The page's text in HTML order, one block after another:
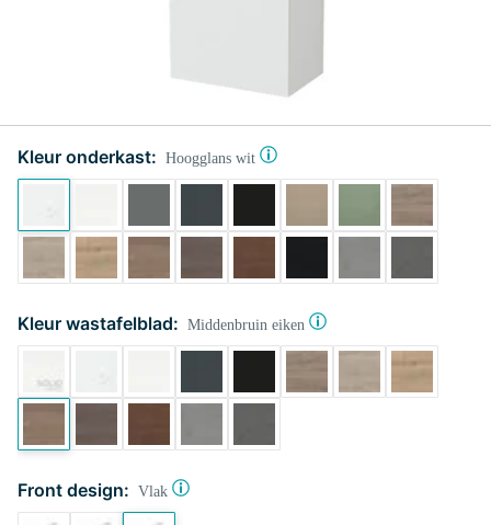
Kleur onderkast: Hoogglans wit
Kleur wastafelblad: Middenbruin eiken
Front design: Vlak